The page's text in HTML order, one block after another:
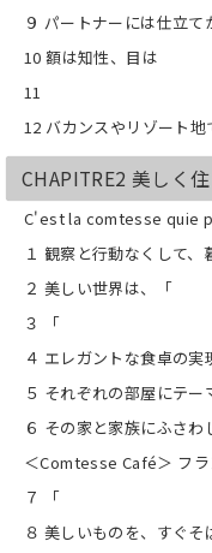
９ パートナーには仕立
10 額は知性、目は
11
12 バカンスやリゾート
CHAPITRE2 美しく
C'est la comtesse quie
１ 観察と行動なくして
２ 美しい世界は、「
３ 「
４ エレガントな食卓の
５ それぞれの部屋にテー
６ その家と家族にふさ
＜Comtesse Café＞ フ
７ 「
８ 美しいものを、すぐ